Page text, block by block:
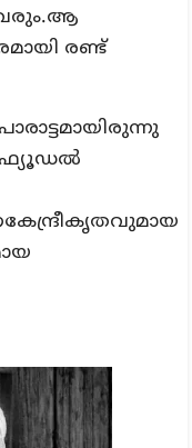
വരും.ആ
രണ്ട്
ഫ്യൂഡൽ